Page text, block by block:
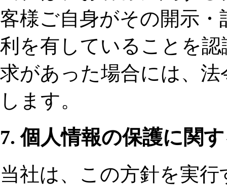
客様ご自身がその開示
利を有していることを
求があった場合には、
します。
7. 個人情報の保護に関
当社は、この方針を実